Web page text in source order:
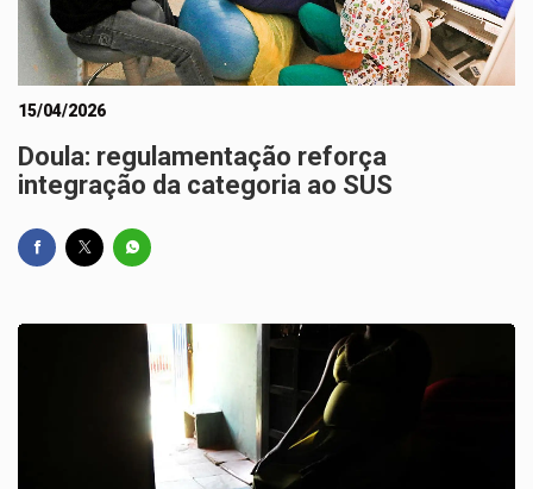
15/04/2026
Doula: regulamentação reforça
integração da categoria ao SUS